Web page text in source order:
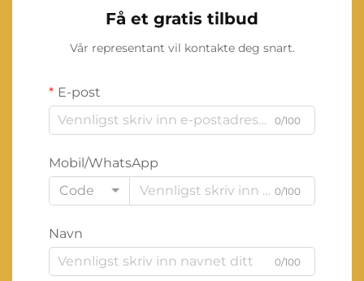
Få et gratis tilbud
Vår representant vil kontakte deg snart.
E-post
0/100
Mobil/WhatsApp
Code
0/100
Navn
0/100